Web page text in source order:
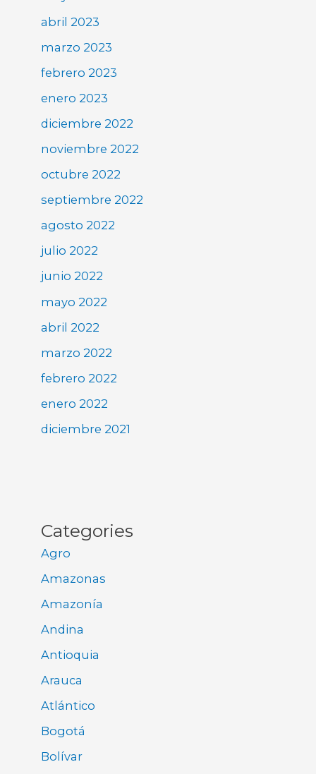
abril 2023
marzo 2023
febrero 2023
enero 2023
diciembre 2022
noviembre 2022
octubre 2022
septiembre 2022
agosto 2022
julio 2022
junio 2022
mayo 2022
abril 2022
marzo 2022
febrero 2022
enero 2022
diciembre 2021
Categories
Agro
Amazonas
Amazonía
Andina
Antioquia
Arauca
Atlántico
Bogotá
Bolívar